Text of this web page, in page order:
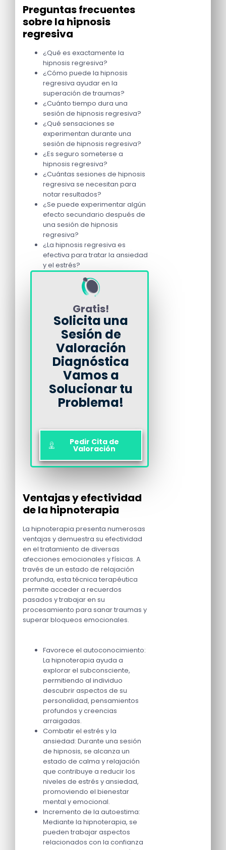
Preguntas frecuentes
sobre la hipnosis
regresiva
¿Qué es exactamente la
hipnosis regresiva?
¿Cómo puede la hipnosis
regresiva ayudar en la
superación de traumas?
¿Cuánto tiempo dura una
sesión de hipnosis regresiva?
¿Qué sensaciones se
experimentan durante una
sesión de hipnosis regresiva?
¿Es seguro someterse a
hipnosis regresiva?
¿Cuántas sesiones de hipnosis
regresiva se necesitan para
notar resultados?
¿Se puede experimentar algún
efecto secundario después de
una sesión de hipnosis
regresiva?
¿La hipnosis regresiva es
efectiva para tratar la ansiedad
y el estrés?
Gratis!
Solicita una
Sesión de
Valoración
Diagnóstica
Vamos a
Solucionar tu
Problema!
Pedir Cita de
Valoración
Ventajas y efectividad
de la hipnoterapia
La hipnoterapia presenta numerosas
ventajas y demuestra su efectividad
en el tratamiento de diversas
afecciones emocionales y físicas. A
través de un estado de relajación
profunda, esta técnica terapéutica
permite acceder a recuerdos
pasados y trabajar en su
procesamiento para sanar traumas y
superar bloqueos emocionales.
Favorece el autoconocimiento:
La hipnoterapia ayuda a
explorar el subconsciente,
permitiendo al individuo
descubrir aspectos de su
personalidad, pensamientos
profundos y creencias
arraigadas.
Combatir el estrés y la
ansiedad: Durante una sesión
de hipnosis, se alcanza un
estado de calma y relajación
que contribuye a reducir los
niveles de estrés y ansiedad,
promoviendo el bienestar
mental y emocional.
Incremento de la autoestima:
Mediante la hipnoterapia, se
pueden trabajar aspectos
relacionados con la confianza